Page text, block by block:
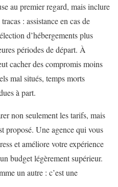
au premier regard, mais inclure
: assistance en cas de
d’hébergements plus
périodes de départ. À
cacher des compromis moins
mal situés, temps morts
à part.
non seulement les tarifs, mais
proposé. Une agence qui vous
et améliore votre expérience
budget légèrement supérieur.
un autre : c’est une